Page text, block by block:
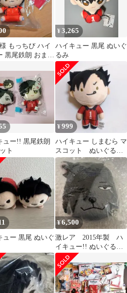
もっちび ハイ
黒尾鉄朗 おまけ
¥3,265
ハイキュー 黒尾 ぬいぐ
るみ
ュー!! 黒尾鉄朗
ト
¥999
ハイキュー しまむら マ
スコット ぬいぐるみ
黒尾鉄朗 黒尾
ュー 黒尾 ぬいぐ
¥6,500
激レア 2015年製 ハ
イキュー!! ぬいぐるみ
パスケース 黒尾 タカ
ラトミー